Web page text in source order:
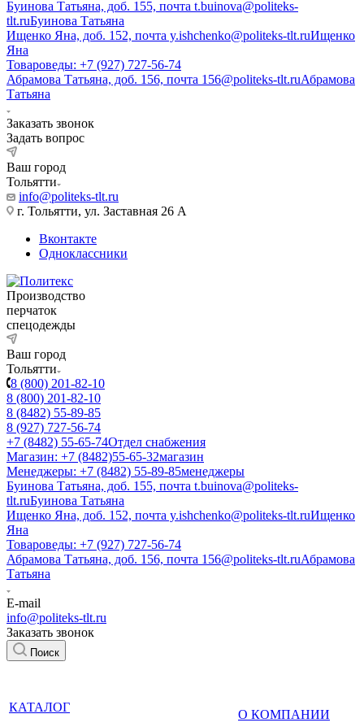
Буинова Татьяна, доб. 155, почта t.buinova@politeks-
tlt.ruБуинова Татьяна
Ищенко Яна, доб. 152, почта y.ishchenko@politeks-tlt.ruИщенко
Яна
Товароведы: +7 (927) 727-56-74
Абрамова Татьяна, доб. 156, почта 156@politeks-tlt.ruАбрамова
Татьяна
Заказать звонок
Задать вопрос
Ваш город
Тольятти
info@politeks-tlt.ru
г. Тольятти, ул. Заставная 26 А
Вконтакте
Одноклассники
Производство
перчаток
спецодежды
Ваш город
Тольятти
8 (800) 201-82-10
8 (800) 201-82-10
8 (8482) 55-89-85
8 (927) 727-56-74
+7 (8482) 55-65-74Отдел снабжения
Магазин: +7 (8482)55-65-32магазин
Менеджеры: +7 (8482) 55-89-85менеджеры
Буинова Татьяна, доб. 155, почта t.buinova@politeks-
tlt.ruБуинова Татьяна
Ищенко Яна, доб. 152, почта y.ishchenko@politeks-tlt.ruИщенко
Яна
Товароведы: +7 (927) 727-56-74
Абрамова Татьяна, доб. 156, почта 156@politeks-tlt.ruАбрамова
Татьяна
E-mail
info@politeks-tlt.ru
Заказать звонок
Поиск
КАТАЛОГ
О КОМПАНИИ